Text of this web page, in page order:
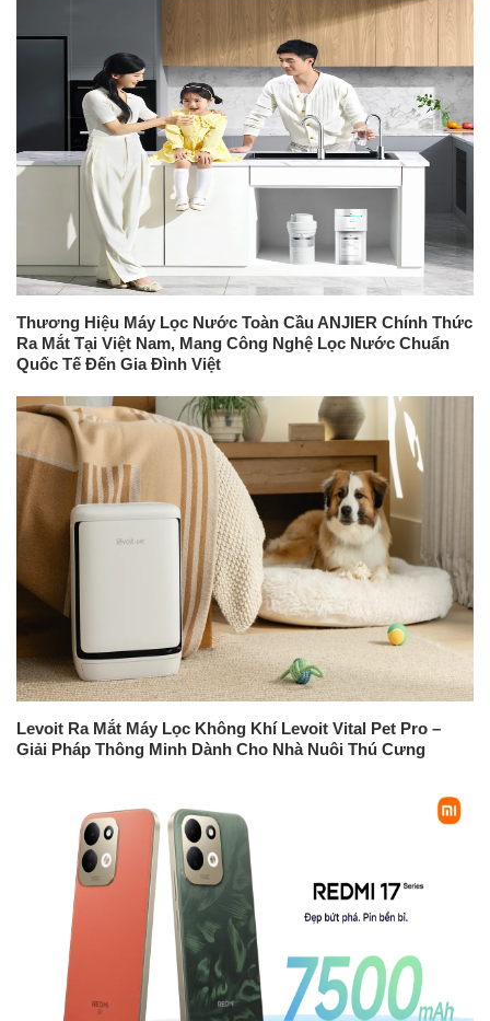
Thương Hiệu Máy Lọc Nước Toàn Cầu ANJIER Chính Thức
Ra Mắt Tại Việt Nam, Mang Công Nghệ Lọc Nước Chuẩn
Quốc Tế Đến Gia Đình Việt
Levoit Ra Mắt Máy Lọc Không Khí Levoit Vital Pet Pro –
Giải Pháp Thông Minh Dành Cho Nhà Nuôi Thú Cưng